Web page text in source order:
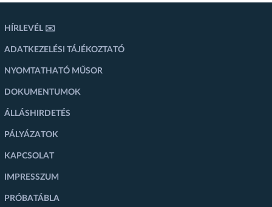
HÍRLEVÉL ✉️
ADATKEZELÉSI TÁJÉKOZTATÓ
NYOMTATHATÓ MŰSOR
DOKUMENTUMOK
ÁLLÁSHIRDETÉS
PÁLYÁZATOK
KAPCSOLAT
IMPRESSZUM
PRÓBATÁBLA